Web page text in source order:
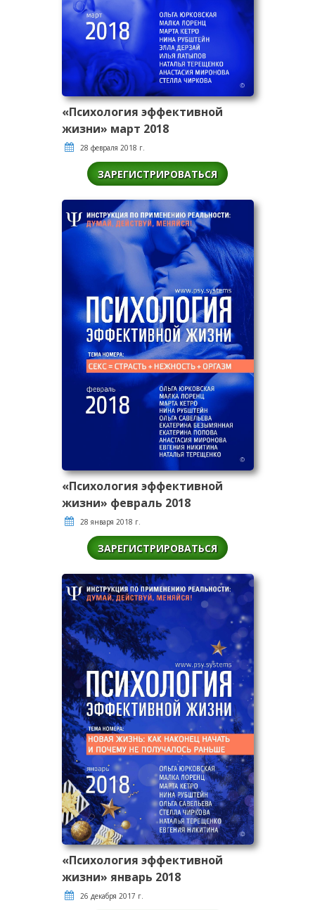
«Психология эффективной
жизни» март 2018
28 февраля 2018 г.
ЗАРЕГИСТРИРОВАТЬСЯ
«Психология эффективной
жизни» февраль 2018
28 января 2018 г.
ЗАРЕГИСТРИРОВАТЬСЯ
«Психология эффективной
жизни» январь 2018
26 декабря 2017 г.